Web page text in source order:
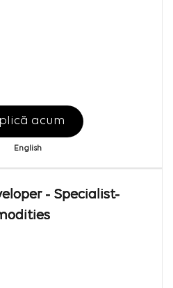
acum
English
- Specialist-